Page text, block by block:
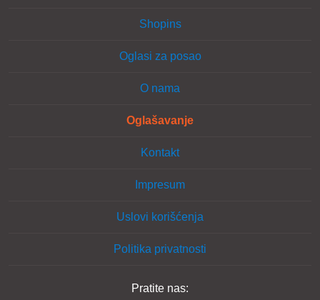
Shopins
Oglasi za posao
O nama
Oglašavanje
Kontakt
Impresum
Uslovi korišćenja
Politika privatnosti
Pratite nas: